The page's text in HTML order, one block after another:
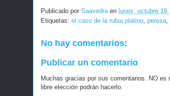
Publicado por Saavedra en lunes, octubre
Etiquetas: el caso de la rubia platino pereza
No hay comentarios:
Publicar un comentario
Muchas gracias por sus comentarios. NO
libre elección podrán hacerlo.